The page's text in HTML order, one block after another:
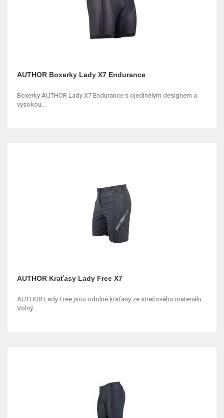
AUTHOR Boxerky Lady X7 Endurance
Boxerky AUTHOR Lady X7 Endurance s ojedinělým designem a
vysokou...
AUTHOR Kraťasy Lady Free X7
AUTHOR Lady Free jsou odolné kraťasy ze strečového materiálu.
Volný...